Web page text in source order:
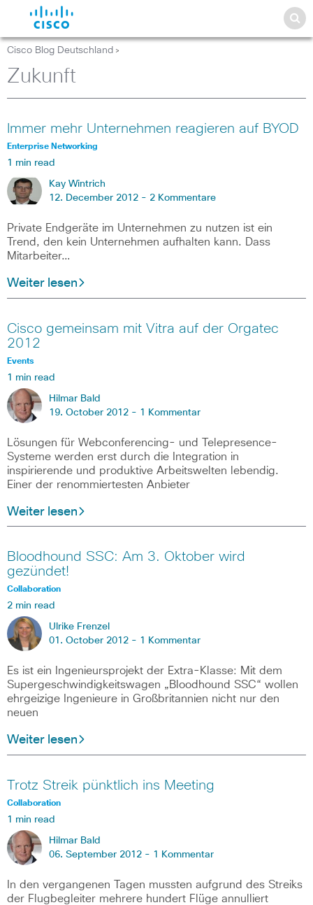
Cisco Blog Deutschland >
Zukunft
Immer mehr Unternehmen reagieren auf BYOD
Enterprise Networking
1 min read
Kay Wintrich
12. December 2012 - 2 Kommentare
Private Endgeräte im Unternehmen zu nutzen ist ein
Trend, den kein Unternehmen aufhalten kann. Dass
Mitarbeiter…
Weiter lesen
Cisco gemeinsam mit Vitra auf der Orgatec
2012
Events
1 min read
Hilmar Bald
19. October 2012 - 1 Kommentar
Lösungen für Webconferencing- und Telepresence-
Systeme werden erst durch die Integration in
inspirierende und produktive Arbeitswelten lebendig.
Einer der renommiertesten Anbieter
Weiter lesen
Bloodhound SSC: Am 3. Oktober wird
gezündet!
Collaboration
2 min read
Ulrike Frenzel
01. October 2012 - 1 Kommentar
Es ist ein Ingenieursprojekt der Extra-Klasse: Mit dem
Supergeschwindigkeitswagen „Bloodhound SSC“ wollen
ehrgeizige Ingenieure in Großbritannien nicht nur den
neuen
Weiter lesen
Trotz Streik pünktlich ins Meeting
Collaboration
1 min read
Hilmar Bald
06. September 2012 - 1 Kommentar
In den vergangenen Tagen mussten aufgrund des Streiks
der Flugbegleiter mehrere hundert Flüge annulliert